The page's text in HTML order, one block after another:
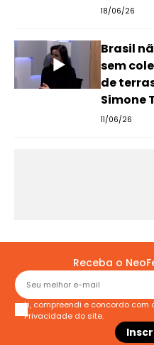
18/06/26
Brasil
sem
de
Simone
11/06/26
Receba o
Li, compreendi e concordo com
Privacidade do site.